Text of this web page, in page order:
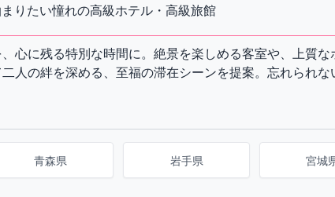
りたい憧れの高級ホテル・高級旅館
心に残る特別な時間に。絶景を楽しめる客室や、上質
人の絆を深める、至福の滞在シーンを提案。忘れられな
青森県 岩手県 宮城